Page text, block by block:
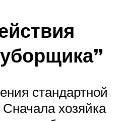
стандартной
хозяйка